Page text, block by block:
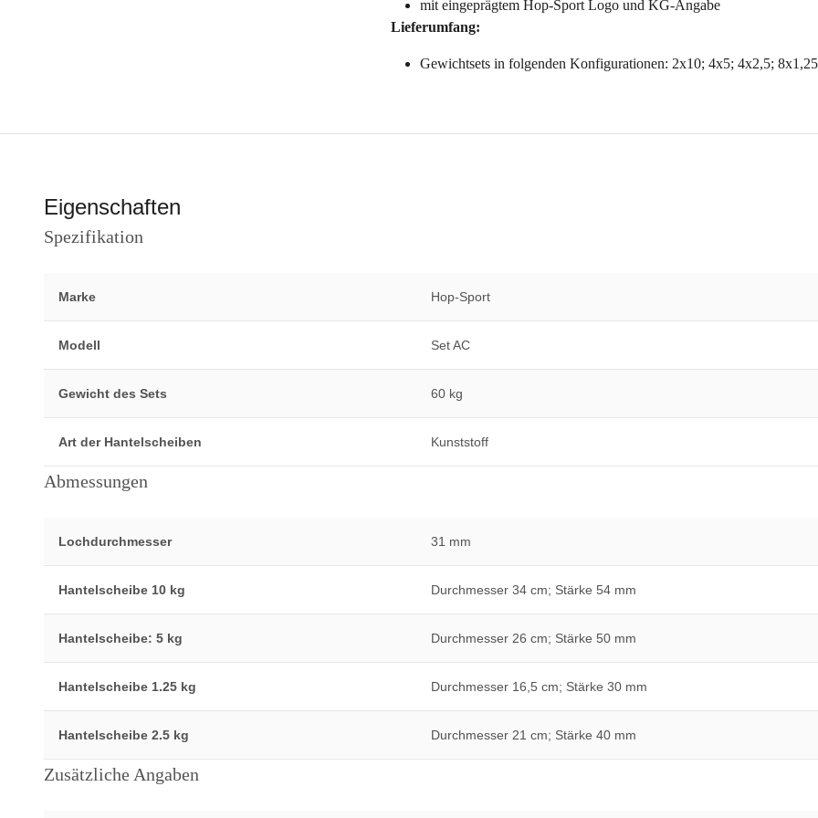
mit eingeprägtem Hop-Sport Logo und KG-Angabe
Lieferumfang:
Gewichtsets in folgenden Konfigurationen: 2x10; 4x5; 4x2,5;
Eigenschaften
Spezifikation
Marke Hop-Sport
Modell Set AC
Gewicht des Sets 60 kg
Art der Hantelscheiben Kunststoff
Abmessungen
Lochdurchmesser 31 mm
Hantelscheibe 10 kg Durchmesser 34 cm; Stärke 54 mm
Hantelscheibe: 5 kg Durchmesser 26 cm; Stärke 50 mm
Hantelscheibe 1.25 kg Durchmesser 16,5 cm; Stärke 30 mm
Hantelscheibe 2.5 kg Durchmesser 21 cm; Stärke 40 mm
Zusätzliche Angaben